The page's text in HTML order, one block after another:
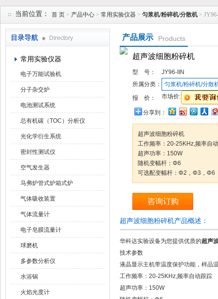
当前位置： 首 页 > 产品中心 > 常用实验仪器 > 匀浆机/粉碎机/分散机>
目录导航 Directory
常用实验仪器
电子万能试验机
分子杂交炉
电池测试系统
总有机碳（TOC）分析仪
光化学衍生系统
密封性测试仪
空气发生器
马弗炉管式炉箱式炉
气体吸收装置
气体流量计
电子皂膜流量计
球磨机
多参数分析仪
水浴锅
火焰光度计
产品展示 Products
超声波细胞粉碎机
型 号：
JY96-IIN
所属分类：
匀浆机/粉碎机/分散
报 价：
市场价:
分享到：
超声波细胞粉碎机
工作频率：20-25KHz,频率自
超声功率：150W
随机变幅杆：Φ6
可选配变幅杆：Φ2，Φ3，Φ6
咨询订购
超声波细胞粉碎机产品概述：
华科达实验设备为您提供优质的超声
技术参数
液晶显示主机带温度保护功能，样品
工作频率：20-25KHz,频率自动跟踪
超声功率：150W